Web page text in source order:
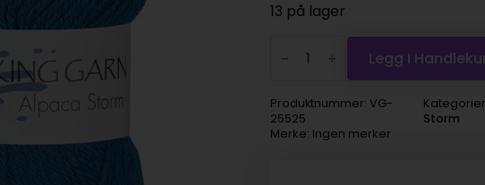
13 på lager
Alpaca
-
525
kongeblå
antall
Legg I
Produktnummer: VG-
25525
Storm
Merke: Ingen merker